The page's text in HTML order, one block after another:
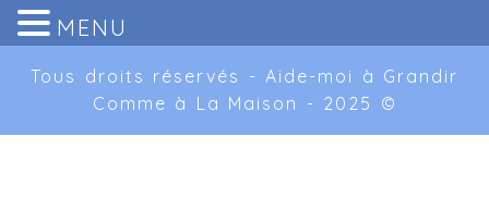
Tous droits réservés - Aide-moi à Grandir
Comme à La Maison - 2025 ©
MENU